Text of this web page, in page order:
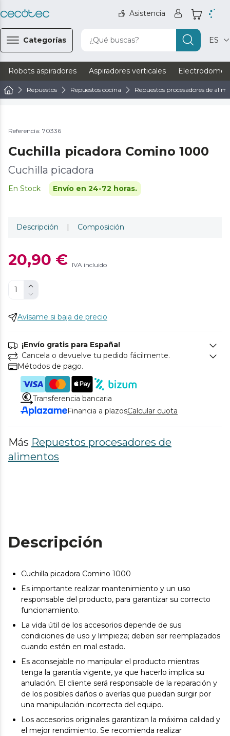
Asistencia
Categorías ¿Qué buscas? ES
Robots aspiradores Aspiradores verticales
Repuestos Repuestos cocina Repuestos procesadores de
Referencia: 70336
Cuchilla picadora Comino 1000
Cuchilla picadora
En Stock Envío en 24-72 horas.
Descripción | Composición
20,90 € IVA incluido
Avísame si baja de precio
¡Envío gratis para España!
Cancela o devuelve tu pedido fácilmente.
Métodos de pago.
Transferencia bancaria
Financia a plazosCalcular cuota
Más Repuestos procesadores de
alimentos
Descripción
Cuchilla picadora Comino 1000
Es importante realizar mantenimiento y un uso
responsable del producto, para garantizar su correcto
funcionamiento.
La vida útil de los accesorios depende de sus
condiciones de uso y limpieza; deben ser reemplazados
cuando estén en mal estado.
Es aconsejable no manipular el producto mientras
tenga la garantía vigente, ya que hacerlo implica su
anulación. El cliente será responsable de la reparación y
de los posibles daños o averías que puedan surgir por
una manipulación incorrecta del equipo.
Los accesorios originales garantizan la máxima calidad y
el mejor rendimiento. Se recomienda realizar